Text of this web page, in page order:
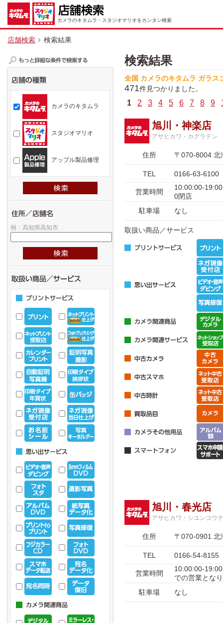
カメラのキタムラ・スタジオマリオをカンタン検索
店舗検索 検索結果
検索結果
全国 カメラのキタムラ ガラス
471件見つかりました。
1 2 3 4 5 6 7 8 9
旭川・神楽店
アサヒカワ・カグラテン
住所 〒070-8004 北
TEL 0166-63-6100
営業時間
10:00:00-
0閉店
駐車場
なし
取扱い商品／サービス
旭川・春光店
アサヒカワ・シユンコウ
住所 〒070-0901 北
TEL 0166-54-8155
営業時間
10:00:00-
での営業とな
駐車場
なし
カメラのキタムラ
スタジオマリオ
アップル製品修理
例：高知県高知市